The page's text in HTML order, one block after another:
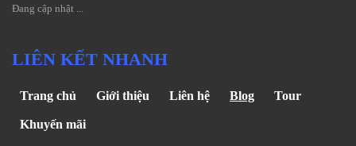
Đang cập nhật ...
LIÊN KẾT NHANH
Trang chủ Giới thiệu Liên hệ Blog Tour
Khuyến mãi